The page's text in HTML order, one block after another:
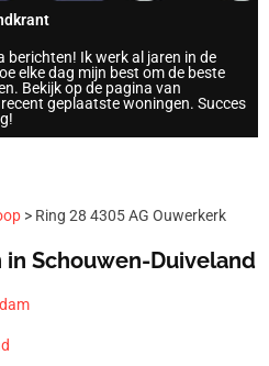
berichten! Ik werk al jaren in de
elke dag mijn best om de beste
Bekijk op de pagina van
geplaatste woningen. Succes
Ring 28 4305 AG Ouwerkerk
Schouwen-Duiveland